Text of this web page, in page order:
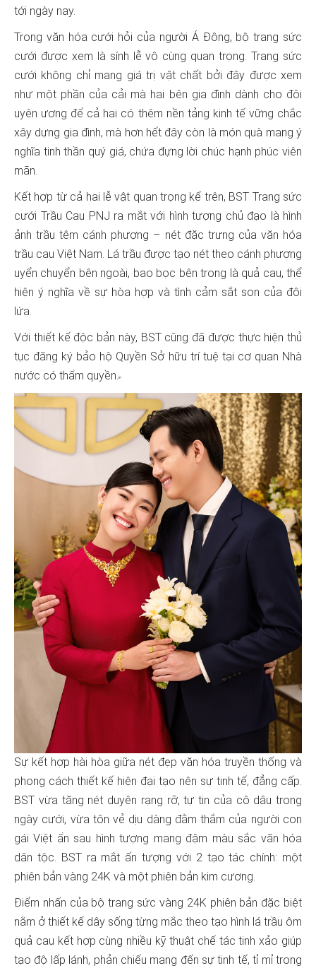
cưới được xem là sính lễ vô cùng quan trọng. Trang sức
cưới không chỉ mang giá trị vật chất bởi đây được xem
như một phần của cải mà hai bên gia đình dành cho đôi
uyên ương để cả hai có thêm nền tảng kinh tế vững chắc
xây dựng gia đình, mà hơn hết đây còn là món quà mang ý
nghĩa tinh thần quý giá, chứa đựng lời chúc hạnh phúc viên
cưới Trầu Cau PNJ ra mắt với hình tượng chủ đạo là hình
ảnh trầu têm cánh phượng – nét đặc trưng của văn hóa
trầu cau Việt Nam. Lá trầu được tạo nét theo cánh phượng
uyển chuyển bên ngoài, bao bọc bên trong là quả cau, thể
hiện ý nghĩa về sự hòa hợp và tình cảm sắt son của đôi
tục đăng ký bảo hộ Quyền Sở hữu trí tuệ tại cơ quan Nhà
nước có thẩm quyền.
phong cách thiết kế hiện đại tạo nên sự tinh tế, đẳng cấp.
BST vừa tăng nét duyên rạng rỡ, tự tin của cô dâu trong
ngày cưới, vừa tôn vẻ dịu dàng đằm thắm của người con
gái Việt ẩn sau hình tượng mang đậm màu sắc văn hóa
dân tộc. BST ra mắt ấn tượng với 2 tạo tác chính: một
nằm ở thiết kế dây sống từng mắc theo tạo hình lá trầu ôm
quả cau kết hợp cùng nhiều kỹ thuật chế tác tinh xảo giúp
tạo độ lấp lánh, phản chiếu mang đến sự tinh tế, tỉ mỉ trong